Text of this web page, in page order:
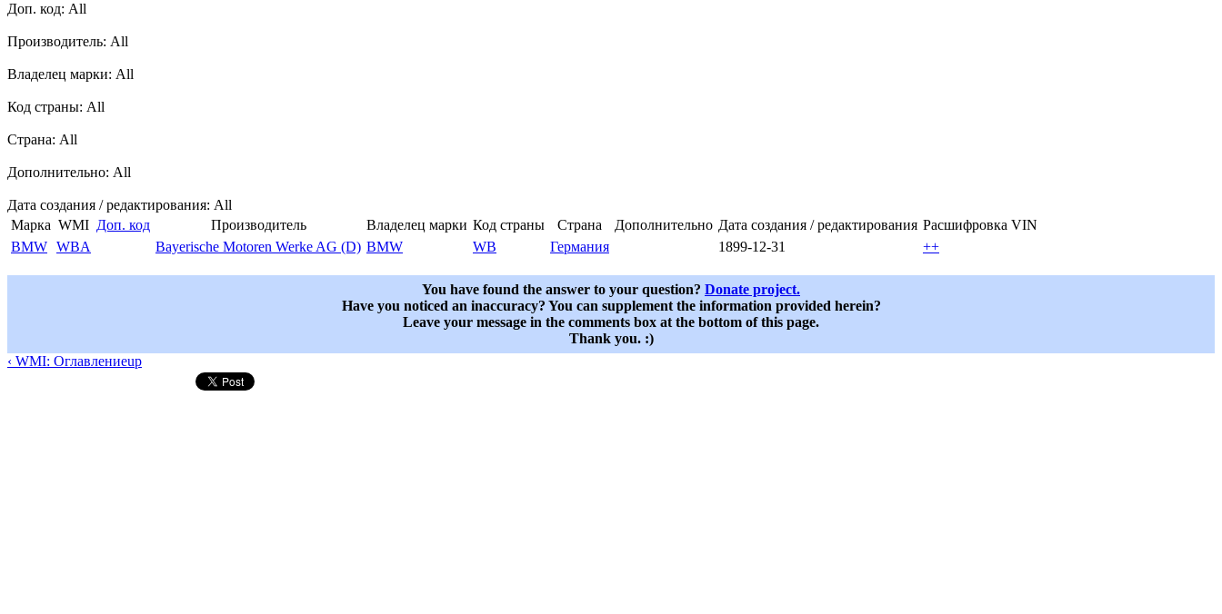
Доп. код: All
Производитель: All
Владелец марки: All
Код страны: All
Страна: All
Дополнительно: All
Дата создания / редактирования: All
Марка WMI Доп. код Производитель Владелец марки Код страны Страна Дополнительно Дата создания / редактирования Расшифровка VIN
BMW WBA Bayerische Motoren Werke AG (D) BMW WB Германия 1899-12-31 ++
You have found the answer to your question? Donate project.
Have you noticed an inaccuracy? You can supplement the information provided herein?
Leave your message in the comments box at the bottom of this page.
Thank you. :)
‹ WMI: Оглавлениеup